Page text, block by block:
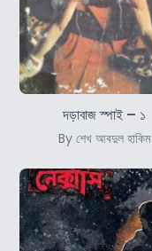
দড়াবাজ স্পাই – ১
By শেখ আবদুল হাকিম